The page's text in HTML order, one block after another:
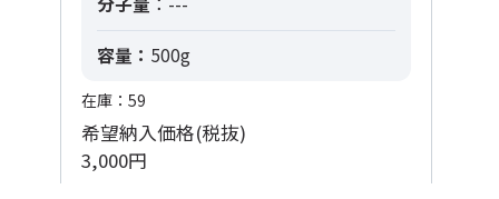
容量： 500g
在庫：59
希望納入価格(税抜)
3,000円